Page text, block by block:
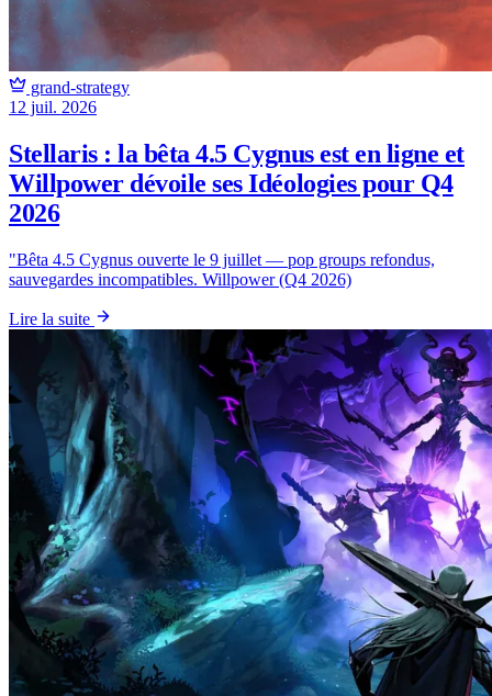
grand-strategy
12 juil. 2026
Stellaris : la bêta 4.5 Cygnus est en ligne et
Willpower dévoile ses Idéologies pour Q4
2026
"Bêta 4.5 Cygnus ouverte le 9 juillet — pop groups refondus,
sauvegardes incompatibles. Willpower (Q4 2026)
Lire la suite